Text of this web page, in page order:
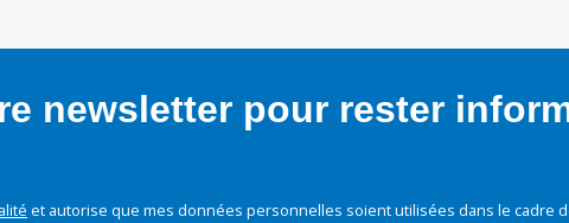
newsletter pour rester
et autorise que mes données personnelles soient utilisées dans le cadre